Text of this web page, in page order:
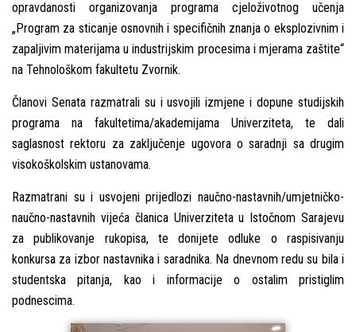
opravdanosti organizovanja programa cjeloživotnog učenja
„Program za sticanje osnovnih i specifičnih znanja o eksplozivnim i
zapalјivim materijama u industrijskim procesima i mjerama zaštite“
na Tehnološkom fakultetu Zvornik.
Članovi Senata razmatrali su i usvojili izmjene i dopune studijskih
programa na fakultetima/akademijama Univerziteta, te dali
saglasnost rektoru za zaklјučenje ugovora o saradnji sa drugim
visokoškolskim ustanovama.
Razmatrani su i usvojeni prijedlozi naučno-nastavnih/umjetničko-
naučno-nastavnih vijeća članica Univerziteta u Istočnom Sarajevu
za publikovanje rukopisa, te donijete odluke o raspisivanju
konkursa za izbor nastavnika i saradnika. Na dnevnom redu su bila i
studentska pitanja, kao i informacije o ostalim pristiglim
podnescima.